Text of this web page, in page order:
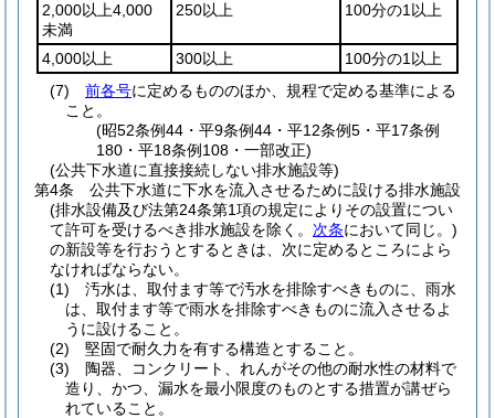
2,000以上4,000
未満
250以上 100分の1以上
4,000以上 300以上
100分の1以上
(7)
前各号に定めるもののほか、規程で定める基準による
こと。
(昭52条例44・平9条例44・平12条例5・平17条例
180・平18条例108・一部改正)
(公共下水道に直接接続しない排水施設等)
第4条
公共下水道に下水を流入させるために設ける排水施設
(排水設備及び法第24条第1項の規定によりその設置につい
て許可を受けるべき排水施設を除く。 次条において同じ。)
の新設等を行おうとするときは、次に定めるところによら
なければならない。
(1)
汚水は、取付ます等で汚水を排除すべきものに、雨水
は、取付ます等で雨水を排除すべきものに流入させるよ
うに設けること。
(2)
堅固で耐久力を有する構造とすること。
(3)
陶器、コンクリート、れんがその他の耐水性の材料で
造り、かつ、漏水を最小限度のものとする措置が講ぜら
れていること。